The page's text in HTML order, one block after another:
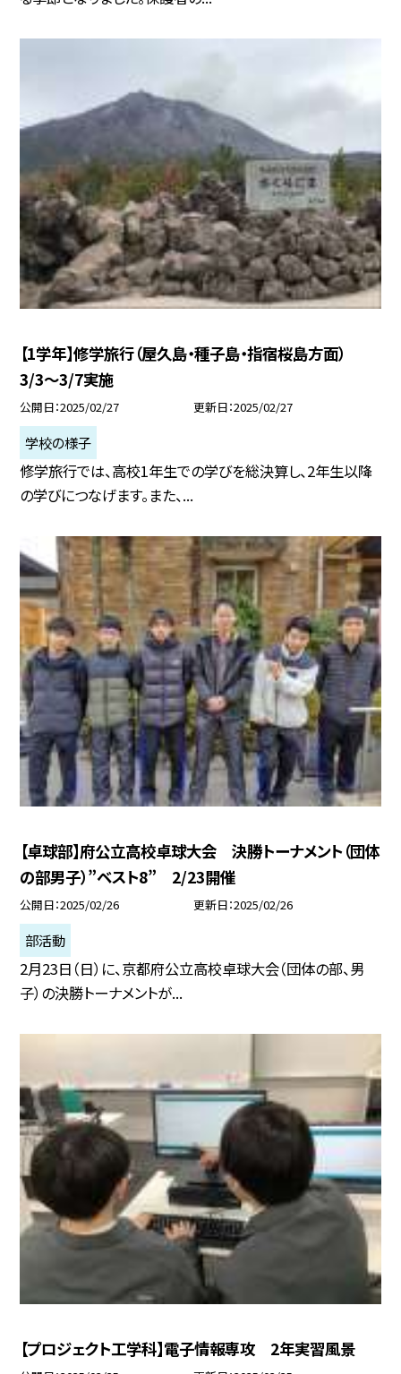
【1学年】修学旅行（屋久島・種子島・指宿桜島方面）
3/3〜3/7実施
公開日 2025/02/27 更新日 2025/02/27
学校の様子
修学旅行では、高校1年生での学びを総決算し、2年生以降
の学びにつなげます。また、...
【卓球部】府公立高校卓球大会 決勝トーナメント（団体
の部男子）”ベスト8” 2/23開催
公開日 2025/02/26 更新日 2025/02/26
部活動
2月23日（日）に、京都府公立高校卓球大会（団体の部、男
子）の決勝トーナメントが...
【プロジェクト工学科】電子情報専攻 2年実習風景